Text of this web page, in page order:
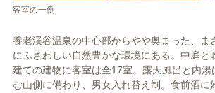
客室の一例
養老渓谷温泉の中心部からやや奥まった、ま
にふさわしい自然豊かな環境にある。中庭と
建ての建物に客室は全17室。露天風呂と内湯
む山側に備わり、男女入れ替え制。食前酒に